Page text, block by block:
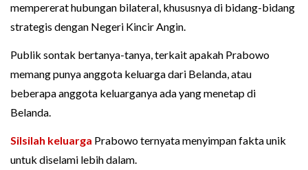
mempererat hubungan bilateral, khususnya di bidang-bidang
strategis dengan Negeri Kincir Angin.
Publik sontak bertanya-tanya, terkait apakah Prabowo
memang punya anggota keluarga dari Belanda, atau
beberapa anggota keluarganya ada yang menetap di
Belanda.
Silsilah keluarga Prabowo ternyata menyimpan fakta unik
untuk diselami lebih dalam.